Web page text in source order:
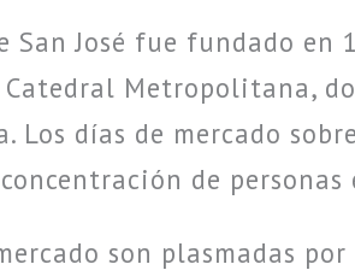
San José fue fundado
Metropolitana,
Los días de mercado
de
son plasmadas